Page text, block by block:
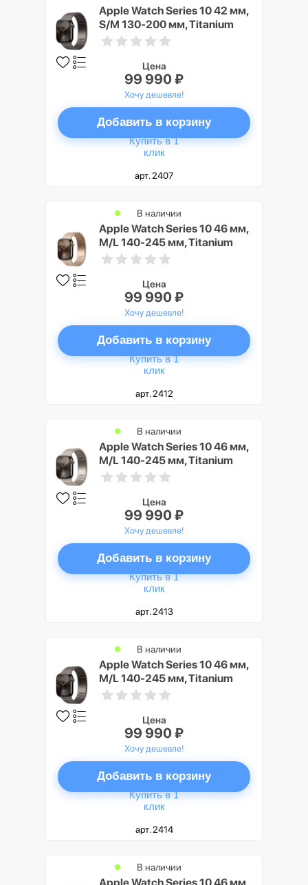
Apple Watch Series 10 42 мм,
S/M 130-200 мм, Titanium
Case GPS+Cellular, Slate
Цена
99 990 ₽
Хочу дешевле!
Добавить в корзину
Купить в 1
клик
арт. 2407
Apple Watch Series 10 46 мм,
M/L 140-245 мм, Titanium
Case GPS+Cellular, Gold
В наличии
Цена
99 990 ₽
Хочу дешевле!
Добавить в корзину
Купить в 1
клик
арт. 2412
Apple Watch Series 10 46 мм,
M/L 140-245 мм, Titanium
Case GPS+Cellular, Natural
В наличии
Цена
99 990 ₽
Хочу дешевле!
Добавить в корзину
Купить в 1
клик
арт. 2413
Apple Watch Series 10 46 мм,
M/L 140-245 мм, Titanium
Case GPS+Cellular, Slate
В наличии
Цена
99 990 ₽
Хочу дешевле!
Добавить в корзину
Купить в 1
клик
арт. 2414
В наличии